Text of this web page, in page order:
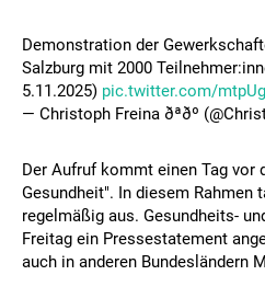
Demonstration der
Salzburg mit 2000
5.11.2025) pic.twitter.com/
— Christoph Freina ðªðº
Der Aufruf kommt einen Tag vor
Gesundheit". In diesem Rahmen
regelmäßig aus. Gesundheits-
Freitag ein Pressestatement
auch in anderen Bundesländern